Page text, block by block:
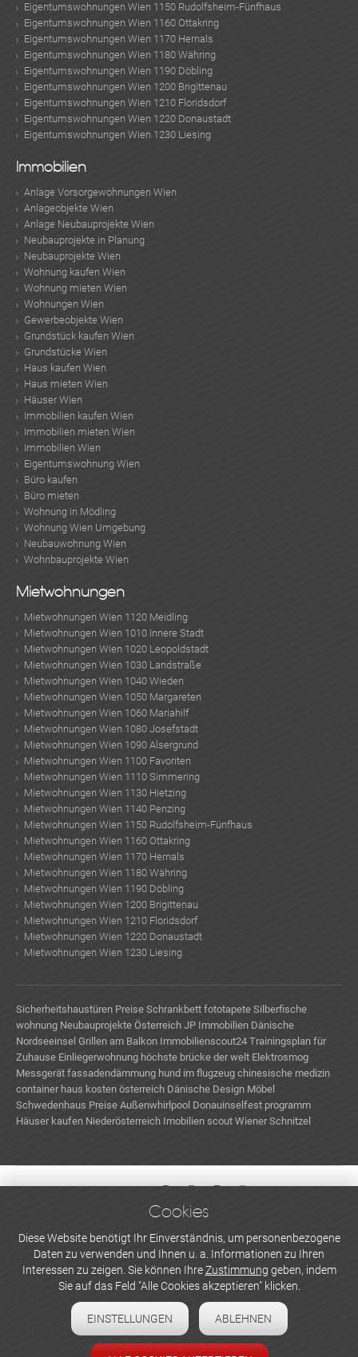
ok am t
Eigentumswohnungen Wien 1150 Rudolfsheim-Fünfhaus
Eigentumswohnungen Wien 1160 Ottakring
Eigentumswohnungen Wien 1170 Hernals
Eigentumswohnungen Wien 1180 Währing
Eigentumswohnungen Wien 1190 Döbling
Eigentumswohnungen Wien 1200 Brigittenau
Eigentumswohnungen Wien 1210 Floridsdorf
Eigentumswohnungen Wien 1220 Donaustadt
Eigentumswohnungen Wien 1230 Liesing
Immobilien
Anlage Vorsorgewohnungen Wien
Anlageobjekte Wien
Anlage Neubauprojekte Wien
Neubauprojekte in Planung
Neubauprojekte Wien
Wohnung kaufen Wien
Wohnung mieten Wien
Wohnungen Wien
Gewerbeobjekte Wien
Grundstück kaufen Wien
Grundstücke Wien
Haus kaufen Wien
Haus mieten Wien
Häuser Wien
Immobilien kaufen Wien
Immobilien mieten Wien
Immobilien Wien
Eigentumswohnung Wien
Büro kaufen
Büro mieten
Wohnung in Mödling
Wohnung Wien Umgebung
Neubauwohnung Wien
Wohnbauprojekte Wien
Mietwohnungen
Mietwohnungen Wien 1120 Meidling
Mietwohnungen Wien 1010 Innere Stadt
Mietwohnungen Wien 1020 Leopoldstadt
Mietwohnungen Wien 1030 Landstraße
Mietwohnungen Wien 1040 Wieden
Mietwohnungen Wien 1050 Margareten
Mietwohnungen Wien 1060 Mariahilf
Mietwohnungen Wien 1080 Josefstadt
Mietwohnungen Wien 1090 Alsergrund
Mietwohnungen Wien 1100 Favoriten
Mietwohnungen Wien 1110 Simmering
Mietwohnungen Wien 1130 Hietzing
Mietwohnungen Wien 1140 Penzing
Mietwohnungen Wien 1150 Rudolfsheim-Fünfhaus
Mietwohnungen Wien 1160 Ottakring
Mietwohnungen Wien 1170 Hernals
Mietwohnungen Wien 1180 Währing
Mietwohnungen Wien 1190 Döbling
Mietwohnungen Wien 1200 Brigittenau
Mietwohnungen Wien 1210 Floridsdorf
Mietwohnungen Wien 1220 Donaustadt
Mietwohnungen Wien 1230 Liesing
Sicherheitshaustüren Preise Schrankbett fototapete Silberfische
wohnung Neubauprojekte Österreich JP Immobilien Dänische
Nordseeinsel Grillen am Balkon Immobilienscout24 Trainingsplan für
Zuhause Einliegerwohnung höchste brücke der welt Elektrosmog
Messgerät fassadendämmung hund im flugzeug chinesische medizin
container haus kosten österreich Dänische Design Möbel
Schwedenhaus Preise Außenwhirlpool Donauinselfest programm
Häuser kaufen Niederösterreich Imobilien scout Wiener Schnitzel
WERBEN UND INSERIEREN
Newsletter abonnieren
Datenschutzerklärung
Cookie-Einstellungen
Cookies
Diese Website benötigt Ihr Einverständnis, um personenbezogene
Daten zu verwenden und Ihnen u. a. Informationen zu Ihren
Interessen zu zeigen. Sie können IhreZustimmung geben, indem
Sie auf das Feld "Alle Cookies akzeptieren" klicken.
EINSTELLUNGEN ABLEHNEN